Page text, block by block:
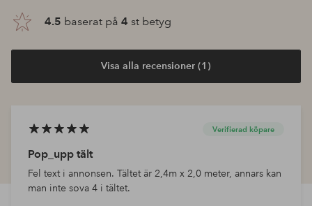
4.5 baserat på 4 st betyg
Visa alla recensioner (1)
Verifierad köpare
Pop_upp tält
Fel text i annonsen. Tältet är 2,4m x 2,0 meter, annars kan
man inte sova 4 i tältet.